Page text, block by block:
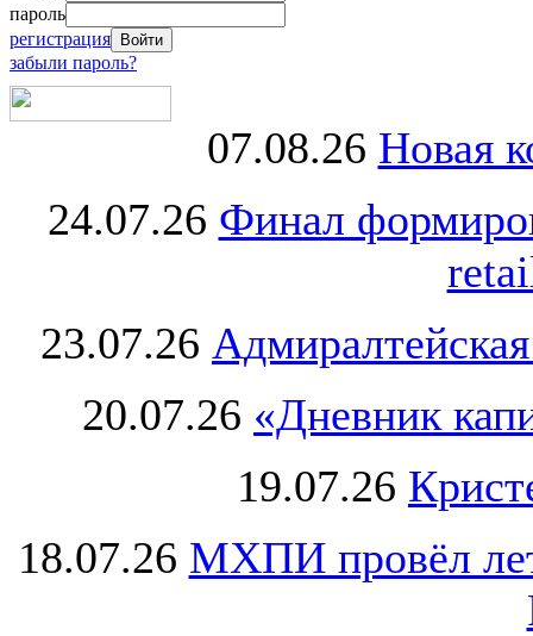
пароль
регистрация
забыли пароль?
07.08.26 Новая
24.07.26 Финал
23.07.26
20.07.26 «Дневник
19.07.26
18.07.26 МХПИ провёл